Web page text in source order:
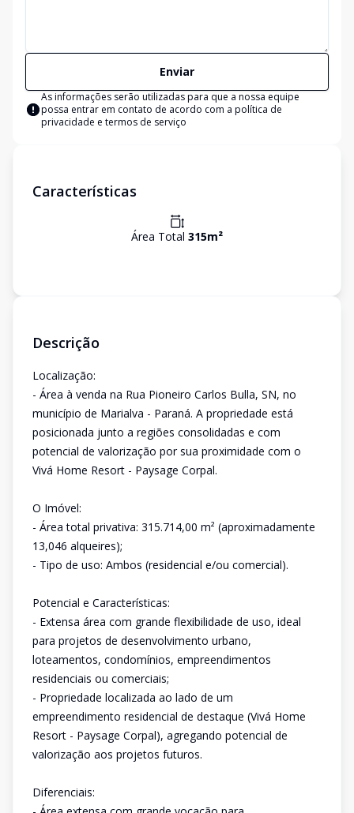
Enviar
As informações serão utilizadas para que a nossa equipe
possa entrar em contato de acordo com a política de
privacidade e termos de serviço
Características
Área Total 315m²
Descrição
Localização:
- Área à venda na Rua Pioneiro Carlos Bulla, SN, no
município de Marialva - Paraná. A propriedade está
posicionada junto a regiões consolidadas e com
potencial de valorização por sua proximidade com o
Vivá Home Resort - Paysage Corpal.
O Imóvel:
- Área total privativa: 315.714,00 m² (aproximadamente
13,046 alqueires);
- Tipo de uso: Ambos (residencial e/ou comercial).
Potencial e Características:
- Extensa área com grande flexibilidade de uso, ideal
para projetos de desenvolvimento urbano,
loteamentos, condomínios, empreendimentos
residenciais ou comerciais;
- Propriedade localizada ao lado de um
empreendimento residencial de destaque (Vivá Home
Resort - Paysage Corpal), agregando potencial de
valorização aos projetos futuros.
Diferenciais: